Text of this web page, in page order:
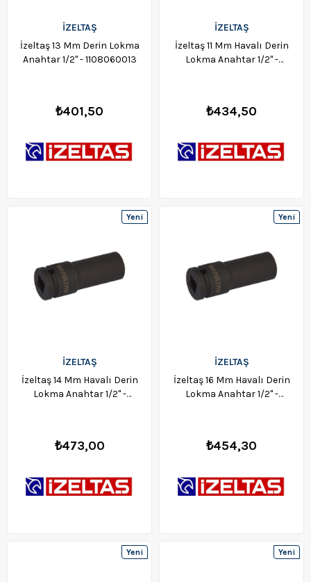
İZELTAŞ
İzeltaş 13 Mm Derin Lokma
Anahtar 1/2" - 1108060013
₺401,50
İZELTAŞ
İzeltaş 11 Mm Havalı Derin
Lokma Anahtar 1/2" -
₺434,50
İZELTAŞ
İzeltaş 14 Mm Havalı Derin
Lokma Anahtar 1/2" -
₺473,00
Yeni
İZELTAŞ
İzeltaş 16 Mm Havalı Derin
Lokma Anahtar 1/2" -
₺454,30
Yeni
Yeni
Yeni